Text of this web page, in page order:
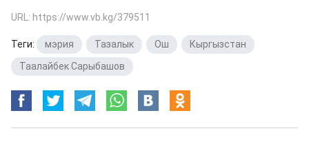
URL: https://www.vb.kg/379511
Теги: мэрия Тазалык Ош Кыргызстан
Таалайбек Сарыбашов